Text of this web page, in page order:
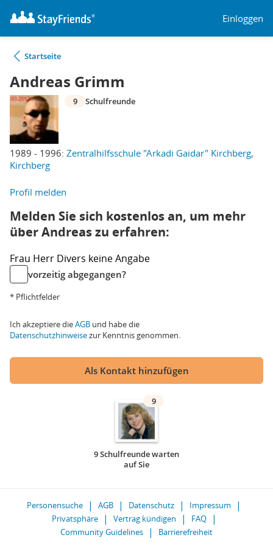
Einloggen
Startseite
Andreas Grimm
1989 - 1996: Zentralhilfsschule "Arkadi Gaidar" Kirchberg,
Kirchberg
9 Schulfreunde
Profil melden
Melden Sie sich kostenlos an, um mehr
über Andreas zu erfahren:
Frau Herr Divers keine Angabe
vorzeitig abgegangen?
* Pflichtfelder
Ich akzeptiere dieAGB und habe die
Datenschutzhinweisezur Kenntnis genommen.
Als Kontakt hinzufügen
9
9 Schulfreunde warten
auf Sie
Personensuche AGB Datenschutz
Impressum
Privatsphäre
Vertrag kündigen
FAQ
Community Guidelines
Barrierefreiheit